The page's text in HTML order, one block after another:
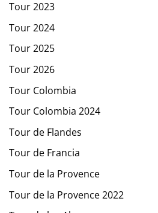
Tour 2023
Tour 2024
Tour 2025
Tour 2026
Tour Colombia
Tour Colombia 2024
Tour de Flandes
Tour de Francia
Tour de la Provence
Tour de la Provence 2022